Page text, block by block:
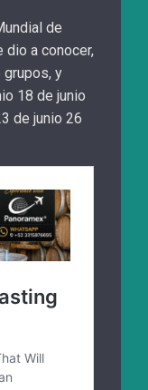
de
dio a conocer,
y
18 de junio
de junio 26